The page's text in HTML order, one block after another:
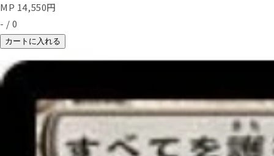
MP 14,550円
- / 0
カートに入れる